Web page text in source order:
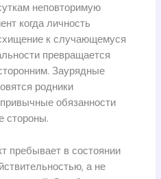
неповторимую
когда личность
к случающемуся
превращается
Заурядные
родники
обязанности
стороны.
пребывает в состоянии
а не